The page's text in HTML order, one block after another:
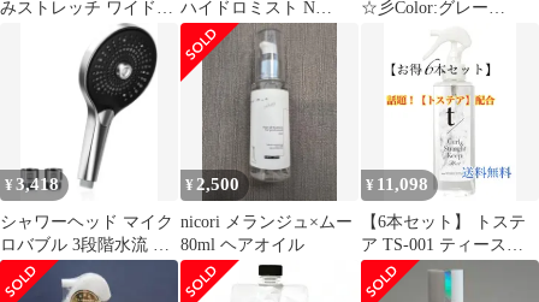
みストレッチ ワイドス
トレートパンツ 36 ブラ
ハイドロミスト N
200ml 詰替え 2個セッ
ト 美髪浸透液 髪の導入
美容液 ダメージ補修 ヘ
アトリートメント ブー
スターミスト
☆彡Color:グレー
【KUSIKIKA】シャワ
ーヘッド マイクロナノ
バブル ダブル増圧 節水
手元止水 3段階モード
高水圧 塩素除去 肌&髪
ケア ミスト ナノバブル
美肌 保温保湿 毛穴ケア
浄水カートリッジ付き
1.5mホース付き
¥3,418
シャワーヘッド マイク
ロバブル 3段階水流 節
水87％ 高水圧
¥ 2,500
nicori メランジュ×ムー
80ml ヘアオイル
¥ 11,098
【6本セット】 トステ
ア TS-001 ティースラ
ッシュ アール＆ストレ
ートキープミスト